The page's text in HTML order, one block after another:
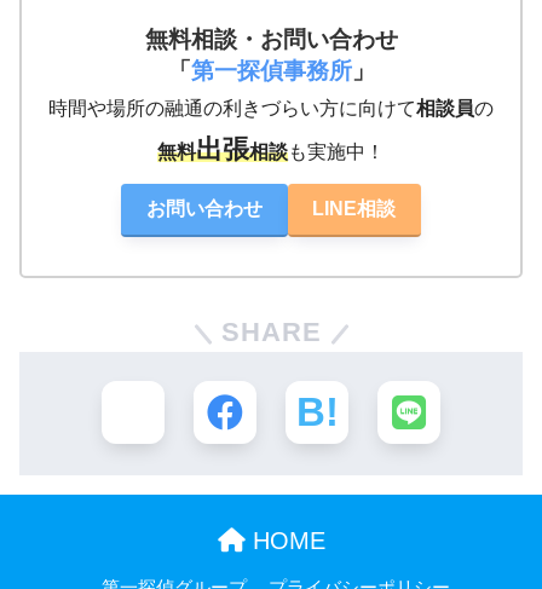
無料相談・お問い合わせ
「 第一探偵事務所」
時間や場所の融通の利きづらい方に向けて相談員の
無料出張相談も実施中！
お問い合わせ LINE相談
SHARE
HOME